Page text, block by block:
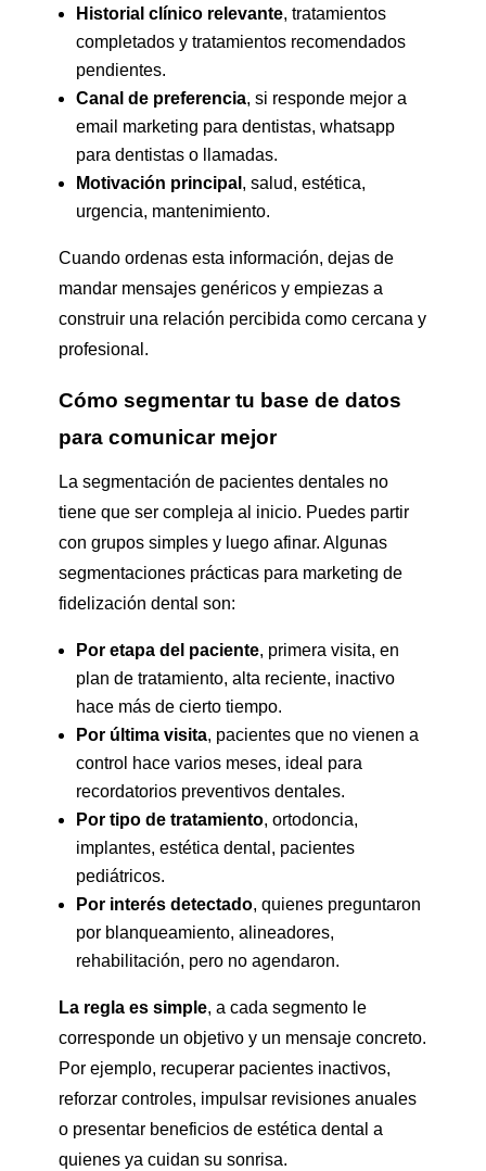
Historial clínico relevante, tratamientos
completados y tratamientos recomendados
pendientes.
Canal de preferencia, si responde mejor a
email marketing para dentistas, whatsapp
para dentistas o llamadas.
Motivación principal , salud, estética,
urgencia, mantenimiento.
Cuando ordenas esta información, dejas de
mandar mensajes genéricos y empiezas a
construir una relación percibida como cercana y
profesional.
Cómo segmentar tu base de datos
para comunicar mejor
La segmentación de pacientes dentales no
tiene que ser compleja al inicio. Puedes partir
con grupos simples y luego afinar. Algunas
segmentaciones prácticas para marketing de
fidelización dental son:
Por etapa del paciente, primera visita, en
plan de tratamiento, alta reciente, inactivo
hace más de cierto tiempo.
Por última visita, pacientes que no vienen a
control hace varios meses, ideal para
recordatorios preventivos dentales.
Por tipo de tratamiento, ortodoncia,
implantes, estética dental, pacientes
pediátricos.
Por interés detectado, quienes preguntaron
por blanqueamiento, alineadores,
rehabilitación, pero no agendaron.
La regla es simple, a cada segmento le
corresponde un objetivo y un mensaje concreto.
Por ejemplo, recuperar pacientes inactivos,
reforzar controles, impulsar revisiones anuales
o presentar beneficios de estética dental a
quienes ya cuidan su sonrisa.